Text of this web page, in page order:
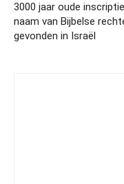
3000 jaar oude
naam van Bijbelse
gevonden in Israël